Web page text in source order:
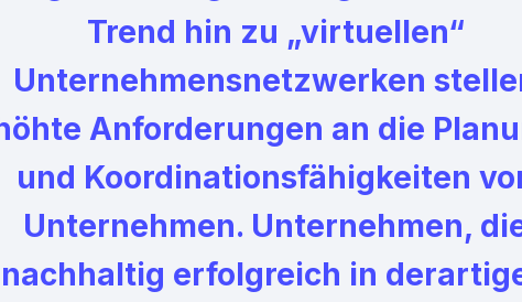
Trend hin zu „virtuellen“
Unternehmensnetzwerken
Anforderungen an die
und Koordinationsfähigkeiten
Unternehmen. Unternehmen,
nachhaltig erfolgreich in